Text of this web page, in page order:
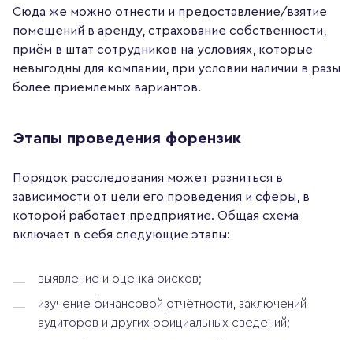
Сюда же можно отнести и предоставление/взятие
помещений в аренду, страхование собственности,
приём в штат сотрудников на условиях, которые
невыгодны для компании, при условии наличии в разы
более приемлемых вариантов.
Этапы проведения форензик
Порядок расследования может разниться в
зависимости от цели его проведения и сферы, в
которой работает предприятие. Общая схема
включает в себя следующие этапы:
выявление и оценка рисков;
изучение финансовой отчётности, заключений
аудиторов и других официальных сведений;